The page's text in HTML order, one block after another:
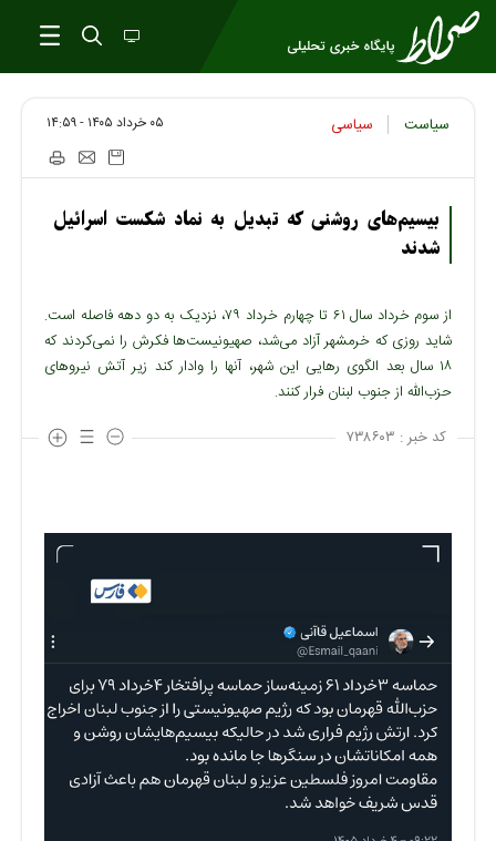
سیاست سیاسی ۰۵ خرداد ۱۴۰۵ - ۱۴:۵۹
بیسیم‌های روشنی که تبديل به نماد شکست اسرائیل
شدند
از سوم خرداد سال ۶۱ تا چهارم خرداد ۷۹، نزدیک به دو دهه فاصله است.
شاید روزی که خرمشهر آزاد می‌شد، صهیونیست‌ها فکرش را نمی‌کردند که
۱۸ سال بعد الگوی رهایی این شهر، آنها را وادار کند زیر آتش نیروهای
حزب‌الله از جنوب لبنان فرار کنند.
کد خبر : ۷۳۸۶۰۳